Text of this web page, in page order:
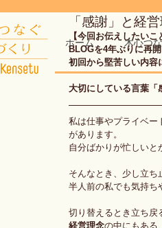
ホーム 木心つ
「感謝」と経
【今回お伝えしたいこ
BLOGを4年ぶりに再開
初回から堅苦しい内容
大切にしている言葉「
私は仕事やプライベー
があります。
自分ばかりが忙しい
そんなとき、少し立ち
半人前の私でも気持ち
切り替えるとき立ち戻
経営理念の中にもある